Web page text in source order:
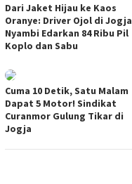
Dari Jaket Hijau ke Kaos
Oranye: Driver Ojol di Jogja
Nyambi Edarkan 84 Ribu Pil
Koplo dan Sabu
Cuma 10 Detik, Satu Malam
Dapat 5 Motor! Sindikat
Curanmor Gulung Tikar di
Jogja